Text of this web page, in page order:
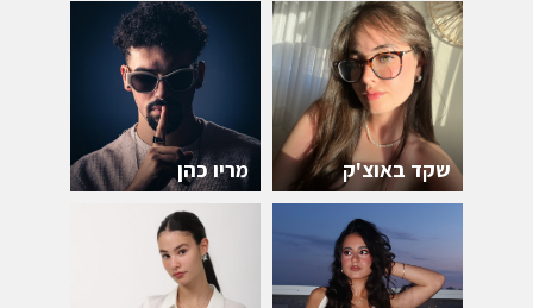
שקד באוצ'ק מריו כהן